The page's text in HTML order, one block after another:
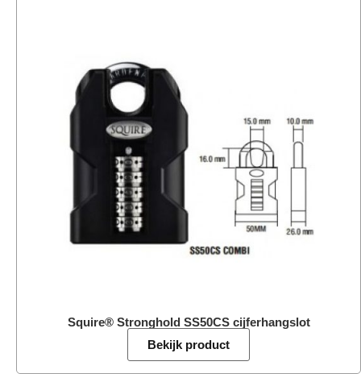
Squire® Stronghold SS50CS cijferhangslot
Bekijk product